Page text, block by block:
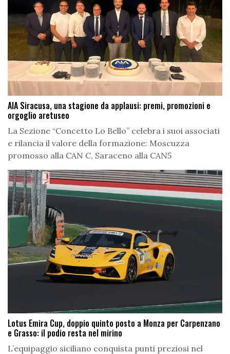
AIA Siracusa, una stagione da applausi: premi, promozioni e
orgoglio aretuseo
La Sezione “Concetto Lo Bello” celebra i suoi associati
e rilancia il valore della formazione: Moscuzza
promosso alla CAN C, Saraceno alla CAN5
Lotus Emira Cup, doppio quinto posto a Monza per Carpenzano
e Grasso: il podio resta nel mirino
L’equipaggio siciliano conquista punti preziosi nel